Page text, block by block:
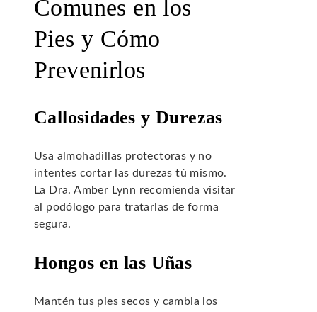
Comunes en los
Pies y Cómo
Prevenirlos
Callosidades y Durezas
Usa almohadillas protectoras y no
intentes cortar las durezas tú mismo.
La Dra. Amber Lynn recomienda visitar
al podólogo para tratarlas de forma
segura.
Hongos en las Uñas
Mantén tus pies secos y cambia los